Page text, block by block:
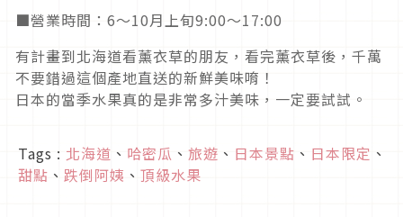
■營業時間：6～10月上旬9:00～17:00
有計畫到北海道看薰衣草的朋友，看完薰衣草後，千萬
不要錯過這個產地直送的新鮮美味唷！
日本的當季水果真的是非常多汁美味，一定要試試。
Tags : 北海道 、 哈密瓜 、 旅遊 、 日本景點 、 日本限定 、
甜點 、 跌倒阿姨 、 頂級水果